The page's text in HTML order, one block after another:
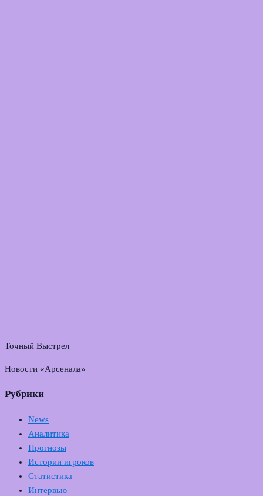
Точный Выстрел
Новости «Арсенала»
Рубрики
News
Аналитика
Прогнозы
Истории игроков
Статистика
Интервью